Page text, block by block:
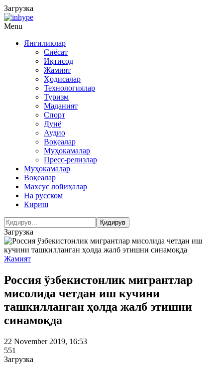
Загрузка
Menu
Янгиликлар
Сиёсат
Иқтисод
Жамият
Ҳодисалар
Технологиялар
Туризм
Маданият
Спорт
Дунё
Аудио
Воқеалар
Муҳокамалар
Пресс-релизлар
Муҳокамалар
Воқеалар
Махсус лойиҳалар
На русском
Кириш
Загрузка
Жамият
Россия ўзбекистонлик мигрантлар
мисолида четдан иш кучини
ташкилланган ҳолда жалб этишни
синамоқда
22 November 2019, 16:53
551
Загрузка